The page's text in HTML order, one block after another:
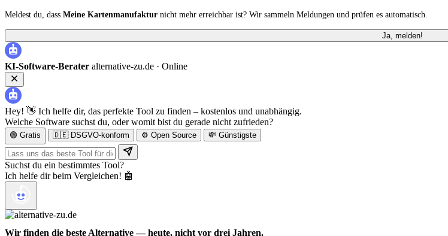
Meldest du, dass Meine Kartenmanufaktur nicht mehr erreichbar ist? Wir sammeln Meldungen und prüfen es automatisch.
Ja, melden!
KI-Software-Berater alternative-zu.de · Online
Hey! 👋 Ich helfe dir, das perfekte Tool zu finden – kostenlos und unabhängig.
Welche Software suchst du, oder womit bist du gerade nicht zufrieden?
🟢 Gratis 🇩🇪 DSGVO-konform ⚙️ Open Source 💸 Günstigste
Suchst du ein bestimmtes Tool?
Ich helfe dir beim Vergleichen! 🤖
Wir finden die beste Alternative — heute, nicht vor drei Jahren.